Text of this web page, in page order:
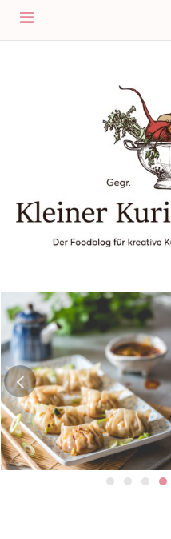
Texanisches Chili con Carne